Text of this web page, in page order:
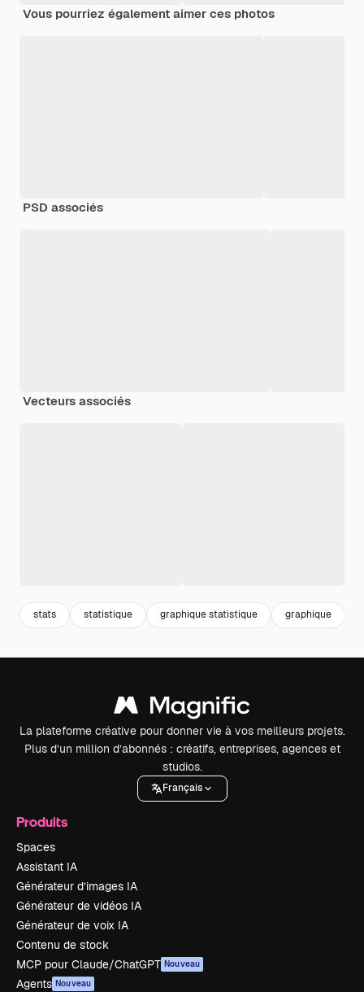
Vous pourriez également aimer ces photos
PSD associés
Vecteurs associés
stats statistique graphique statistique graphique
La plateforme créative pour donner vie à vos meilleurs projets.
Plus d’un million d’abonnés : créatifs, entreprises, agences et
studios.
Français
Produits
Spaces
Assistant IA
Générateur d’images IA
Générateur de vidéos IA
Générateur de voix IA
Contenu de stock
MCP pour Claude/ChatGPT Nouveau
Agents Nouveau